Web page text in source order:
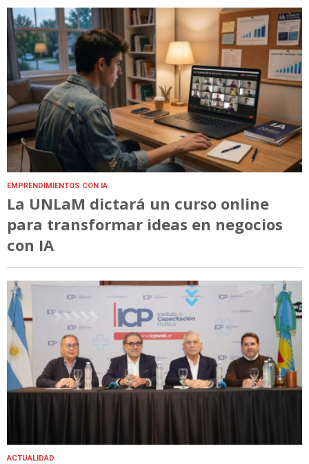
EMPRENDIMIENTOS CON IA
La UNLaM dictará un curso online
para transformar ideas en negocios
con IA
ACTUALIDAD